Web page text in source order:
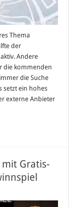
Thema
der
Andere
die kommenden
die Suche
setzt ein hohes
externe Anbieter
Gratis-